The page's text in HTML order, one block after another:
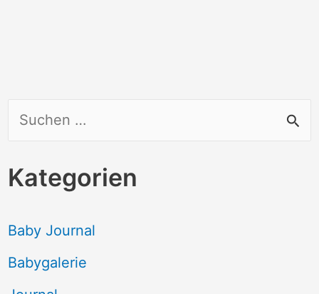
c
e
n
Kategorien
Baby Journal
Babygalerie